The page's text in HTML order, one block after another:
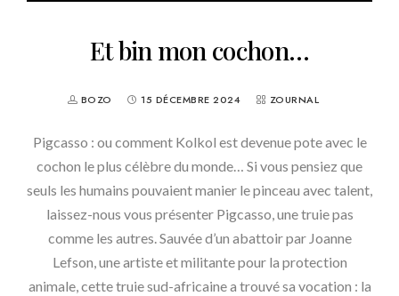
Et bin mon cochon…
BOZO 15 DÉCEMBRE 2024 ZOURNAL
Pigcasso : ou comment Kolkol est devenue pote avec le
cochon le plus célèbre du monde… Si vous pensiez que
seuls les humains pouvaient manier le pinceau avec talent,
laissez-nous vous présenter Pigcasso, une truie pas
comme les autres. Sauvée d’un abattoir par Joanne
Lefson, une artiste et militante pour la protection
animale, cette truie sud-africaine a trouvé sa vocation : la